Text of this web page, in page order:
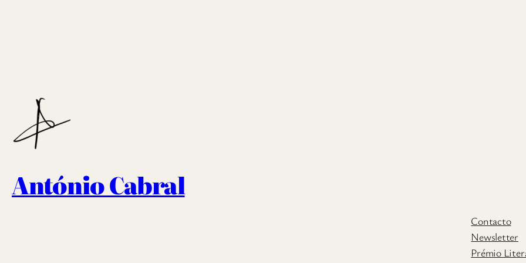
António Cabral
Contacto
Newsletter
Prémio